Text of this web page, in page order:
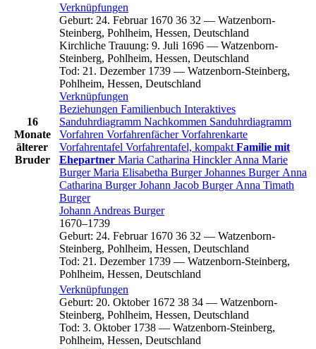
16
Monate
älterer
Bruder
Verknüpfungen
Geburt: 24. Februar 1670 36 32 — Watzenborn-
Steinberg, Pohlheim, Hessen, Deutschland
Kirchliche Trauung: 9. Juli 1696 — Watzenborn-
Steinberg, Pohlheim, Hessen, Deutschland
Tod: 21. Dezember 1739 — Watzenborn-Steinberg,
Pohlheim, Hessen, Deutschland
Verknüpfungen
Beziehungen Familienbuch Interaktives
Sanduhrdiagramm Nachkommen Sanduhrdiagramm
Vorfahren VorfahrenfächerVorfahrenkarte
Vorfahrentafel Vorfahrentafel, kompakt Familie mit
Ehepartner Maria Catharina Hinckler Anna Marie
Burger Maria Elisabetha Burger Johannes Burger Anna
Catharina Burger Johann Jacob Burger Anna Timath
Burger
Johann Andreas Burger
1670–1739
Geburt: 24. Februar 1670 36 32 — Watzenborn-
Steinberg, Pohlheim, Hessen, Deutschland
Tod: 21. Dezember 1739 — Watzenborn-Steinberg,
Pohlheim, Hessen, Deutschland
Verknüpfungen
Geburt: 20. Oktober 1672 38 34 — Watzenborn-
Steinberg, Pohlheim, Hessen, Deutschland
Tod: 3. Oktober 1738 — Watzenborn-Steinberg,
Pohlheim, Hessen, Deutschland